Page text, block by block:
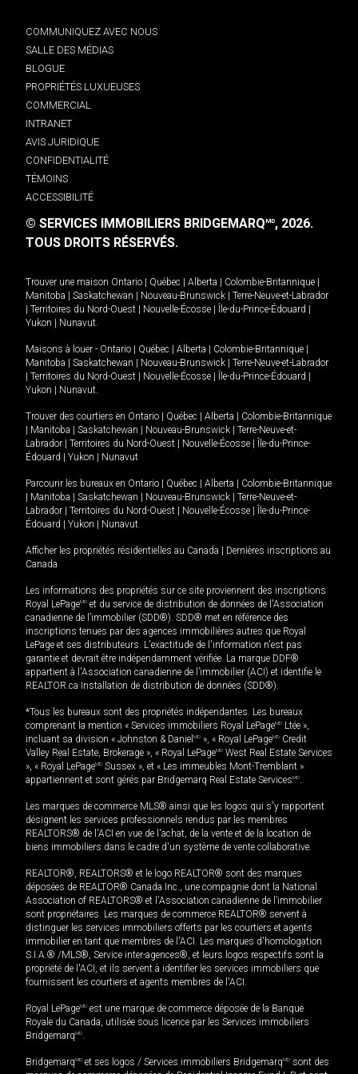
COMMUNIQUEZ AVEC NOUS
SALLE DES MÉDIAS
BLOGUE
PROPRIÉTÉS LUXUEUSES
COMMERCIAL
INTRANET
AVIS JURIDIQUE
CONFIDENTIALITÉ
TÉMOINS
ACCESSIBILITÉ
© SERVICES IMMOBILIERS BRIDGEMARQMD, 2026.
TOUS DROITS RÉSERVÉS.
Trouver une maison Ontario Québec Alberta Colombie-Britannique
Manitoba
Saskatchewan Nouveau-Brunswick
Terre-Neuve-et-Labrador
Territoires du Nord-Ouest Nouvelle-Écosse Île-du-Prince-Édouard
Yukon
Nunavut.
Maisons à louer - Ontario Québec Alberta Colombie-Britannique
Manitoba
Saskatchewan Nouveau-Brunswick
Terre-Neuve-et-Labrador
Territoires du Nord-Ouest Nouvelle-Écosse Île-du-Prince-Édouard
Yukon
Nunavut.
Trouver des courtiers en Ontario Québec Alberta
Colombie-Britannique
Manitoba Saskatchewan Nouveau-Brunswick
Terre-Neuve-et-
Labrador
Territoires du Nord-Ouest Nouvelle-Écosse
Île-du-Prince-
Édouard
Yukon Nunavut
Parcourir les bureaux en Ontario Québec Alberta
Colombie-Britannique
Manitoba Saskatchewan Nouveau-Brunswick
Terre-Neuve-et-
Labrador
Territoires du Nord-Ouest Nouvelle-Écosse
Île-du-Prince-
Édouard
Yukon Nunavut
Afficher les propriétés résidentielles au Canada
Dernières inscriptions au
Canada
Les informations des propriétés sur ce site proviennent des inscriptions
Royal LePageMD et du service de distribution de données de l'Association
canadienne de l’immobilier (SDD®). SDD® met en référence des
inscriptions tenues par des agences immobilières autres que Royal
LePage et ses distributeurs. L'exactitude de l'information n'est pas
garantie et devrait être indépendamment vérifiée. La marque DDF®
appartient à l'Association canadienne de l’immobilier (ACI) et identifie le
REALTOR.ca Installation de distribution de données (SDD®).
*Tous les bureaux sont des propriétés indépendantes. Les bureaux
comprenant la mention « Services immobiliers Royal LePageMD Ltée »,
incluant sa division « Johnston & Daniel MD », « Royal LePageMD Credit
Valley Real Estate, Brokerage », « Royal LePageMD West Real Estate Services
», « Royal LePageMD Sussex », et « Les immeubles Mont-Tremblant »
appartiennent et sont gérés par Bridgemarq Real Estate ServicesMD.
Les marques de commerce MLS® ainsi que les logos qui s'y rapportent
désignent les services professionnels rendus par les membres
REALTORS® de l'ACI en vue de l'achat, de la vente et de la location de
biens immobiliers dans le cadre d'un système de vente collaborative.
REALTOR®, REALTORS® et le logo REALTOR® sont des marques
déposées de REALTOR® Canada Inc., une compagnie dont la National
Association of REALTORS® et l'Association canadienne de l’immobilier
sont propriétaires. Les marques de commerce REALTOR® servent à
distinguer les services immobiliers offerts par les courtiers et agents
immobilier en tant que membres de l'ACI. Les marques d'homologation
S.I.A.® /MLS®, Service inter-agences®, et leurs logos respectifs sont la
propriété de l'ACI, et ils servent à identifier les services immobiliers que
fournissent les courtiers et agents membres de l'ACI.
Royal LePageMD est une marque de commerce déposée de la Banque
Royale du Canada, utilisée sous licence par les Services immobiliers
BridgemarqMD.
BridgemarqMD et ses logos / Services immobiliers BridgemarqMD sont des